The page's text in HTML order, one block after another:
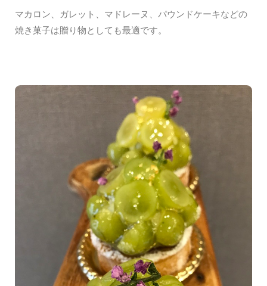
マカロン、ガレット、マドレーヌ、パウンドケーキなどの
焼き菓子は贈り物としても最適です。